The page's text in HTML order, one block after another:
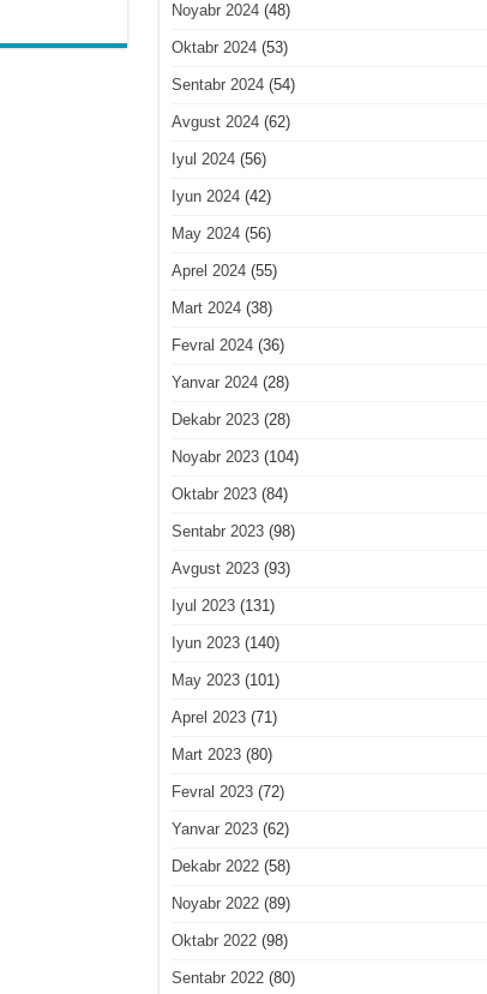
Noyabr 2024(48)
Oktabr 2024(53)
Sentabr 2024(54)
Avgust 2024(62)
Iyul 2024(56)
Iyun 2024(42)
May 2024(56)
Aprel 2024(55)
Mart 2024(38)
Fevral 2024(36)
Yanvar 2024(28)
Dekabr 2023(28)
Noyabr 2023(104)
Oktabr 2023(84)
Sentabr 2023(98)
Avgust 2023(93)
Iyul 2023(131)
Iyun 2023(140)
May 2023(101)
Aprel 2023(71)
Mart 2023(80)
Fevral 2023(72)
Yanvar 2023(62)
Dekabr 2022(58)
Noyabr 2022(89)
Oktabr 2022(98)
Sentabr 2022(80)